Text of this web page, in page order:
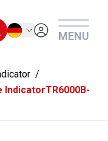
Deutsch
MENU
IndicatorTR6000B-